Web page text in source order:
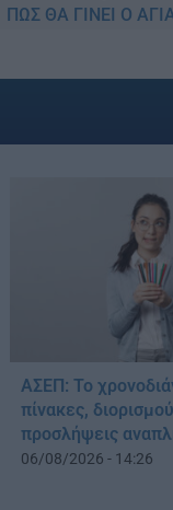
ΠΩΣ ΘΑ ΓΙΝΕΙ Ο
ΑΣΕΠ: Το
πίνακες,
προσλήψεις
06/08/2026 - 14:26